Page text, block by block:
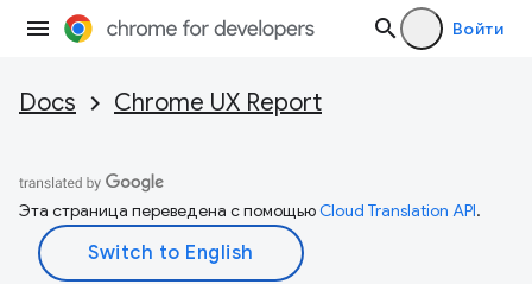
Войти
Docs Chrome UX Report
Эта страница переведена с помощьюCloud Translation API.